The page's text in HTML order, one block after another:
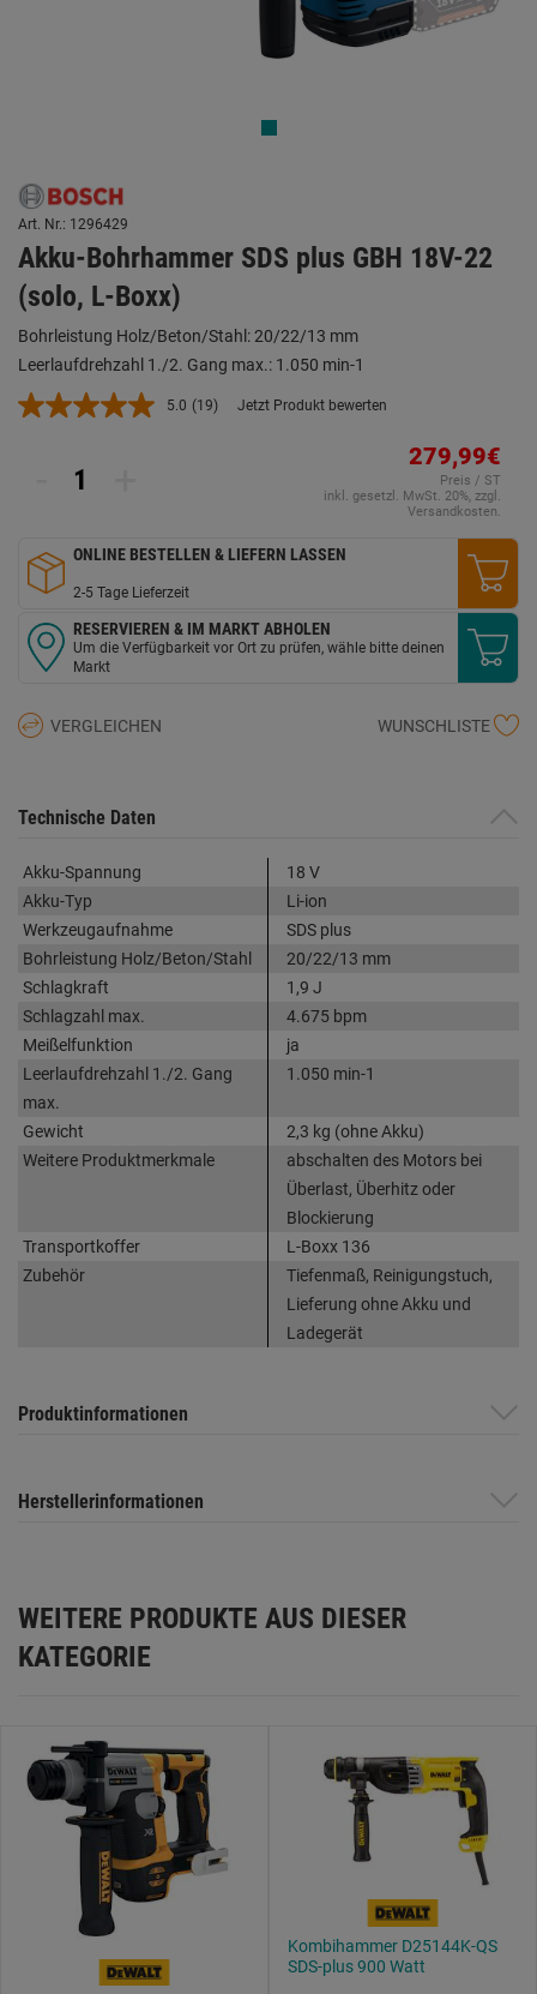
Art. Nr.: 1296429
Akku-Bohrhammer SDS plus GBH 18V-22
(solo, L-Boxx)
Bohrleistung Holz/Beton/Stahl: 20/22/13 mm
Leerlaufdrehzahl 1./2. Gang max.: 1.050 min-1
5.0 19
(19) Jetzt Produkt bewerten
279,99€
Preis / ST
inkl. gesetzl. MwSt. 20%, zzgl.
Versandkosten.
ONLINE BESTELLEN & LIEFERN LASSEN
2-5 Tage Lieferzeit
RESERVIEREN & IM MARKT ABHOLEN
Um die Verfügbarkeit vor Ort zu prüfen, wähle bitte deinen
Markt
VERGLEICHEN WUNSCHLISTE
Technische Daten
Akku-Spannung
18 V
Akku-Typ
Li-ion
Werkzeugaufnahme
SDS plus
Bohrleistung Holz/Beton/Stahl
20/22/13 mm
Schlagkraft
1,9 J
Schlagzahl max.
4.675 bpm
Meißelfunktion
ja
Leerlaufdrehzahl 1./2. Gang
max.
1.050 min-1
Gewicht
2,3 kg (ohne Akku)
Weitere Produktmerkmale
abschalten des Motors bei
Überlast, Überhitz oder
Blockierung
Transportkoffer
L-Boxx 136
Zubehör
Tiefenmaß, Reinigungstuch,
Lieferung ohne Akku und
Ladegerät
Produktinformationen
Herstellerinformationen
WEITERE PRODUKTE AUS DIESER
KATEGORIE
Kombihammer D25144K-QS
SDS-plus 900 Watt